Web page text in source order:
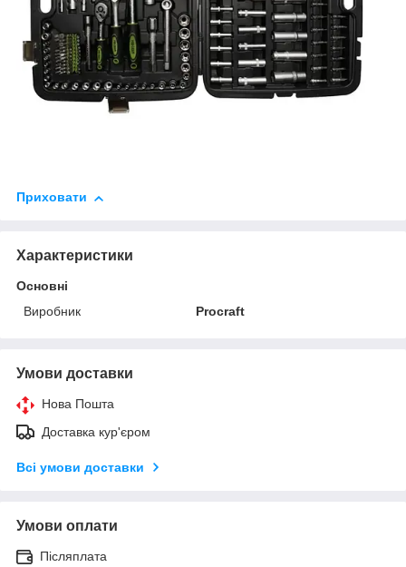
Приховати
Характеристики
Основні
Виробник
Procraft
Умови доставки
Нова Пошта
Доставка кур'єром
Всі умови доставки
Умови оплати
Післяплата